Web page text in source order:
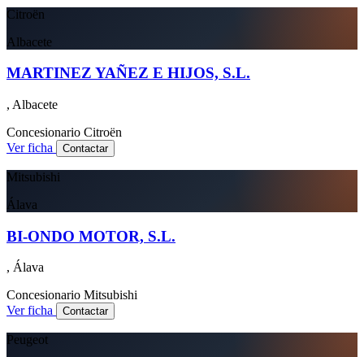
Citroën
Albacete
MARTINEZ YAÑEZ E HIJOS, S.L.
, Albacete
Concesionario Citroën
Ver ficha
Contactar
Mitsubishi
Álava
BI-ONDO MOTOR, S.L.
, Álava
Concesionario Mitsubishi
Ver ficha
Contactar
Peugeot